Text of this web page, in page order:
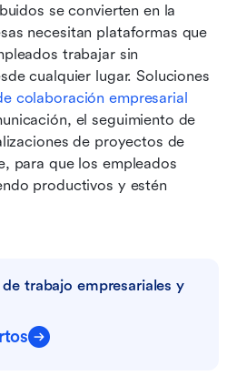
se convierten en la
necesitan plataformas que
trabajar sin
cualquier lugar. Soluciones
colaboración empresarial
el seguimiento de
de proyectos de
para que los empleados
productivos y estén
trabajo empresariales y